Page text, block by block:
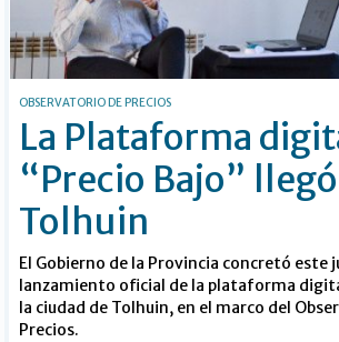
OBSERVATORIO DE PRECIOS
La Plataforma
“Precio Bajo”
Tolhuin
El Gobierno de la Provincia concretó este
lanzamiento oficial de la plataforma digital
la ciudad de Tolhuin, en el marco del
Precios.